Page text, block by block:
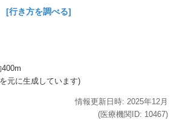
[行き方を調べる]
元に生成しています)
情報更新日時: 2025年12月
(医療機関ID: 10467)